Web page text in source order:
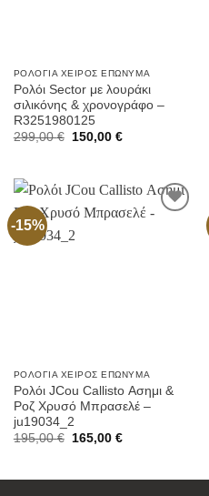
ΡΟΛΌΓΙΑ ΧΕΙΡΌΣ ΕΠΏΝΥΜΑ
Ρολόι Sector με λουράκι
σιλικόνης & χρονογράφο –
R3251980125
299,00€
Original
150,00 €Current
-15%
ΡΟΛΌΓΙΑ ΧΕΙΡΌΣ ΕΠΏΝΥΜΑ
Ρολόι JCou Callisto Ασημι &
Ροζ Χρυσό Μπρασελέ –
ju19034_2
195,00€
Original
165,00 €Current